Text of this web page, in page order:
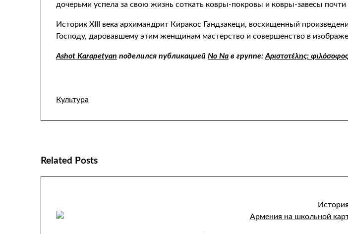
дочерьми успела за свою жизнь соткать ковры-покровы и ковры-завесы
Историк ХIII века архимандрит Киракос Гандзакеци, восхищенный
Господу, даровавшему этим женщинам мастерство и совершенство в
Ashot Karapetyan поделился публикацией No Na в группе: Αριστοτέλης:
Культура
Related Posts
История